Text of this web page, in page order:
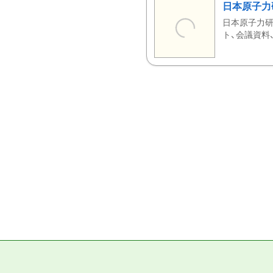
日本原子
日本原子力
ト、会議資